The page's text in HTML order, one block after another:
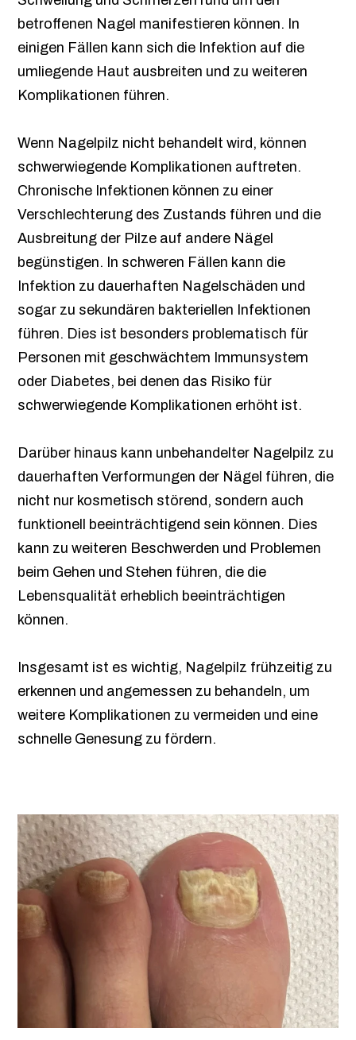
betroffenen Nagel manifestieren können. In
einigen Fällen kann sich die Infektion auf die
umliegende Haut ausbreiten und zu weiteren
Komplikationen führen.
Wenn Nagelpilz nicht behandelt wird, können
schwerwiegende Komplikationen auftreten.
Chronische Infektionen können zu einer
Verschlechterung des Zustands führen und die
Ausbreitung der Pilze auf andere Nägel
begünstigen. In schweren Fällen kann die
Infektion zu dauerhaften Nagelschäden und
sogar zu sekundären bakteriellen Infektionen
führen. Dies ist besonders problematisch für
Personen mit geschwächtem Immunsystem
oder Diabetes, bei denen das Risiko für
schwerwiegende Komplikationen erhöht ist.
Darüber hinaus kann unbehandelter Nagelpilz zu
dauerhaften Verformungen der Nägel führen, die
nicht nur kosmetisch störend, sondern auch
funktionell beeinträchtigend sein können. Dies
kann zu weiteren Beschwerden und Problemen
beim Gehen und Stehen führen, die die
Lebensqualität erheblich beeinträchtigen
können.
Insgesamt ist es wichtig, Nagelpilz frühzeitig zu
erkennen und angemessen zu behandeln, um
weitere Komplikationen zu vermeiden und eine
schnelle Genesung zu fördern.